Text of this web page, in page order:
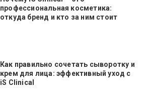
профессиональная косметика:
откуда бренд и кто за ним стоит
Как правильно сочетать сыворотку и
крем для лица: эффективный уход с
iS Clinical